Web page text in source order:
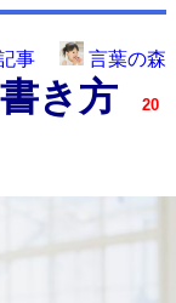
事 言葉の森
き方
20